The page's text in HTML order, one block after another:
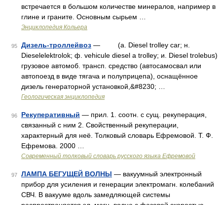
встречается в большом количестве минералов, например в
глине и граните. Основным сырьем …
Энциклопедия Кольера
95 Дизель-троллейвоз — (a. Diesel trolley car; н.
Dieselelektrolok; ф. vehicule diesel а trolley; и. Diesel trolebus)
грузовое автомоб. трансп. средство (автосамосвал или
автопоезд в виде тягача и полуприцепа), оснащённое
дизель генераторной установкой,&#8230; …
Геологическая энциклопедия
96 Рекуперативный — прил. 1. соотн. с сущ. рекуперация,
связанный с ним 2. Свойственный рекуперации,
характерный для неё. Толковый словарь Ефремовой. Т. Ф.
Ефремова. 2000 …
Современный толковый словарь русского языка Ефремовой
97 ЛАМПА БЕГУЩЕЙ ВОЛНЫ — вакуумный электронный
прибор для усиления и генерации электромагн. колебаний
СВЧ. В вакууме вдоль замедляющей системы